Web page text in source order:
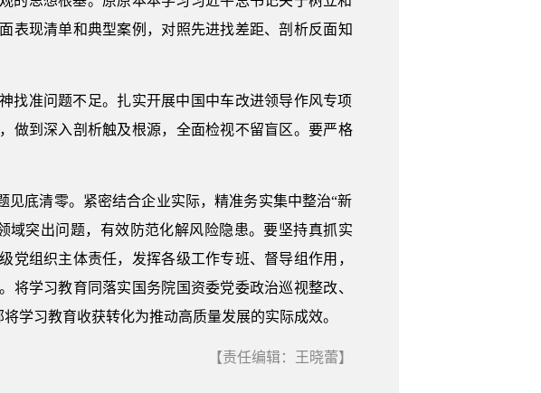
表现清单和典型案例，对照先进找差距、剖析反面知
找准问题不足。扎实开展中国中车改进领导作风专项
做到深入剖析触及根源，全面检视不留盲区。要严格
底清零。紧密结合企业实际，精准务实集中整治“新
域突出问题，有效防范化解风险隐患。要坚持真抓实
组织主体责任，发挥各级工作专班、督导组作用，
学习教育同落实国务院国资委党委政治巡视整改、
学习教育收获转化为推动高质量发展的实际成效。
【责任编辑：王晓蕾】